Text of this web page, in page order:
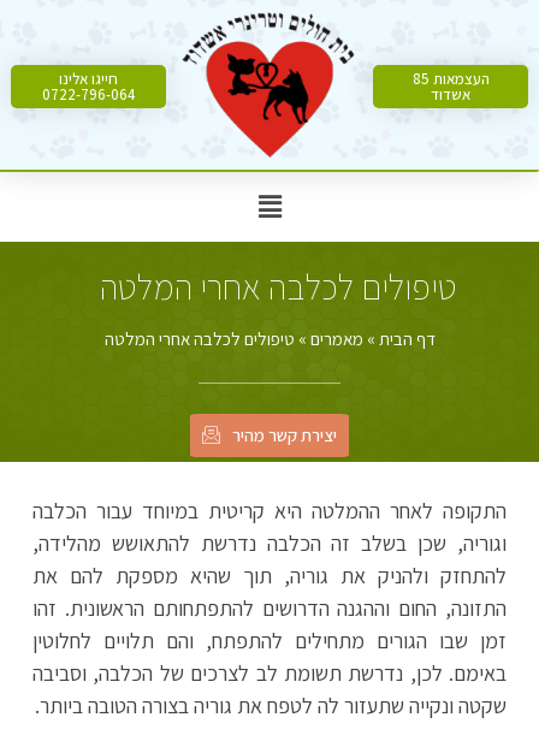
העצמאות 85
אשדוד
חייגו אלינו
0722-796-064
טיפולים לכלבה אחרי המלטה
דף הבית » מאמרים » טיפולים לכלבה אחרי המלטה
יצירת קשר מהיר
התקופה לאחר ההמלטה היא קריטית במיוחד עבור הכלבה
וגוריה, שכן בשלב זה הכלבה נדרשת להתאושש מהלידה,
להתחזק ולהניק את גוריה, תוך שהיא מספקת להם את
התזונה, החום וההגנה הדרושים להתפתחותם הראשונית. זהו
זמן שבו הגורים מתחילים להתפתח, והם תלויים לחלוטין
באימם. לכן, נדרשת תשומת לב לצרכים של הכלבה, וסביבה
שקטה ונקייה שתעזור לה לטפח את גוריה בצורה הטובה ביותר.